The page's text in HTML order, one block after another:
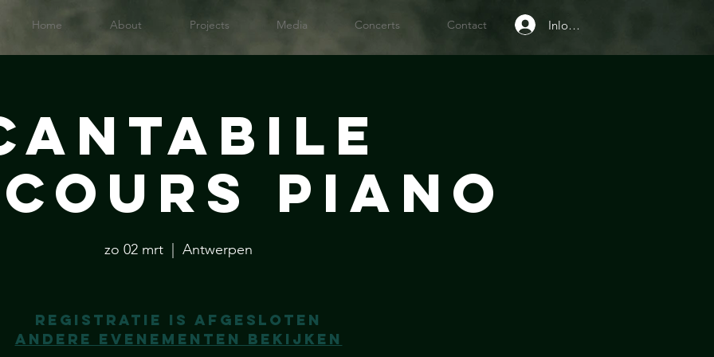
Home About Projects Media Concerts Contact Inloggen
Piano
zo 02 mrt Antwerpen
Registratie is afgesloten
Andere evenementen bekijken